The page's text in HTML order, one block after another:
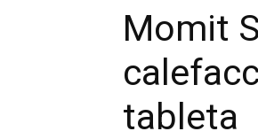
Momit
tableta